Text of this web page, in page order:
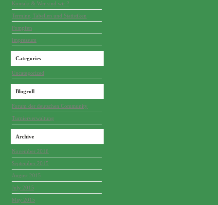
Kontakt & Wer sind wir ?
Termine, Tabellen und Statistiken
Pompfen
Impressum
Categories
Uncategorized
Blogroll
Forum der deutschen Community
Turnierverwaltung
Archive
November 2016
September 2015
August 2015
July 2015
May 2015